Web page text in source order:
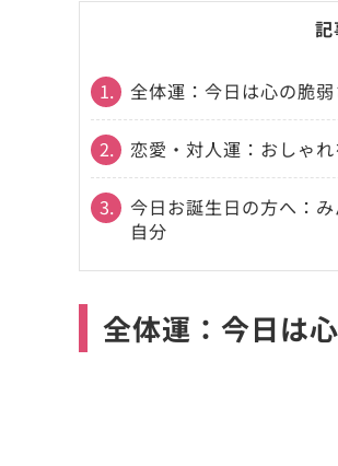
記
1. 全体運：今日は心の脆
2. 恋愛・対人運：おしゃ
3.
今日お誕生日の方へ：
自分
全体運：今日は